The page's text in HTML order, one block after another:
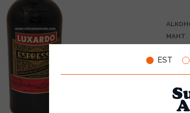
EST
MAHT
ÜHIKU